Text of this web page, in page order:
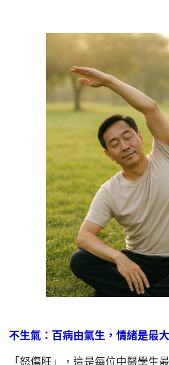
不生氣：百病由氣生，情緒是最
「怒傷肝」，這是每位中醫學生